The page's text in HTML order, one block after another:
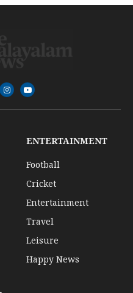
InstagramYouTube
ENTERTAINMENT
Football
Cricket
Entertainment
Travel
Leisure
Happy News